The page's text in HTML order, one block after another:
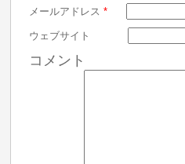
メールアドレス *
ウェブサイト
コメント